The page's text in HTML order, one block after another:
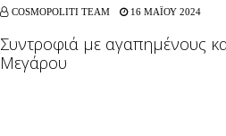
COSMOPOLITI TEAM 16 ΜΑΪΟΥ 2024
Συντροφιά με αγαπημένους
Μεγάρου